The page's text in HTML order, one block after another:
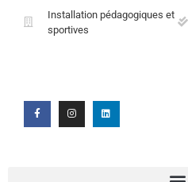
Installation pédagogiques et
sportives